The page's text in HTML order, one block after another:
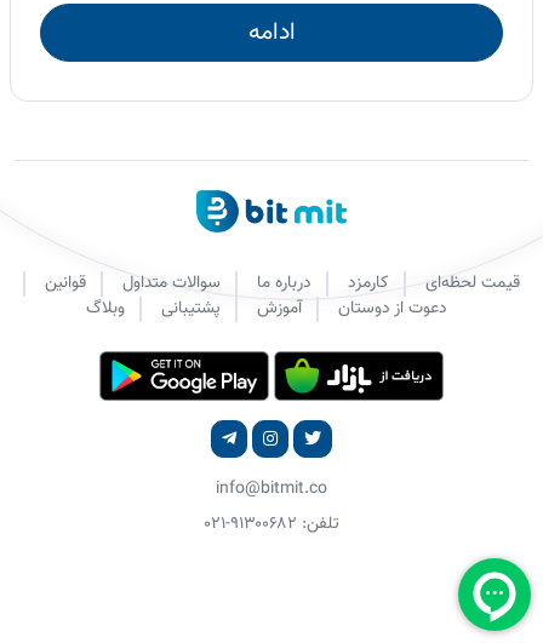
ادامه
قیمت لحظه‌ای کارمزد درباره ما سوالات متداول
قوانین
دعوت از دوستان
آموزش پشتیبانی وبلاگ
info@bitmit.co
تلفن: ۹۱۳۰۰۶۸۲-۰۲۱